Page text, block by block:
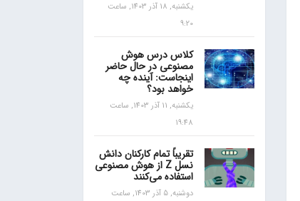
یکشنبه, 18 آذر 1403, ساعت
9:20
کلاس درس هوش
مصنوعی در حال حاضر
اینجاست: آینده چه
خواهد بود؟
یکشنبه, 11 آذر 1403, ساعت
19:48
تقریباً تمام کارکنان دانش
نسل Z از هوش مصنوعی
استفاده می‌کنند
دوشنبه, 5 آذر 1403, ساعت